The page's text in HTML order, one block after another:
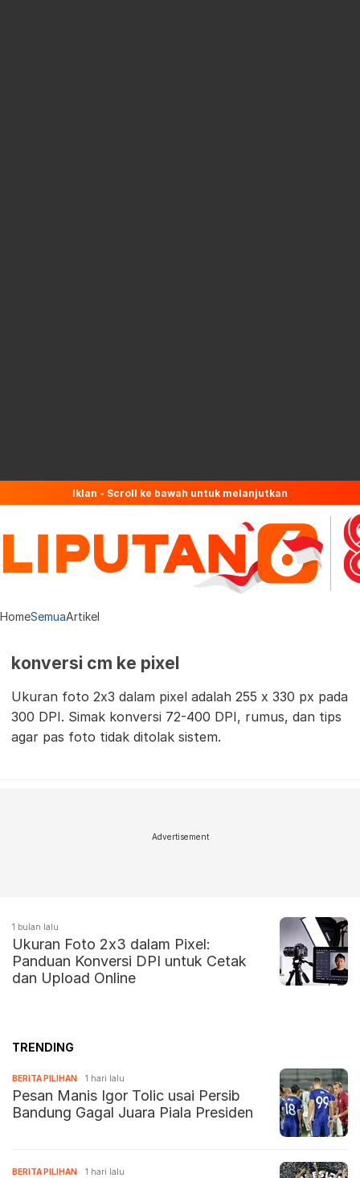
Iklan - Scroll ke bawah untuk melanjutkan
HomeSemuaArtikel
konversi cm ke pixel
Ukuran foto 2x3 dalam pixel adalah 255 x 330 px pada
300 DPI. Simak konversi 72-400 DPI, rumus, dan tips
agar pas foto tidak ditolak sistem.
Advertisement
1 bulan lalu
Ukuran Foto 2x3 dalam Pixel:
Panduan Konversi DPI untuk Cetak
dan Upload Online
TRENDING
BERITA PILIHAN 1 hari lalu
Pesan Manis Igor Tolic usai Persib
Bandung Gagal Juara Piala Presiden
BERITA PILIHAN 1 hari lalu